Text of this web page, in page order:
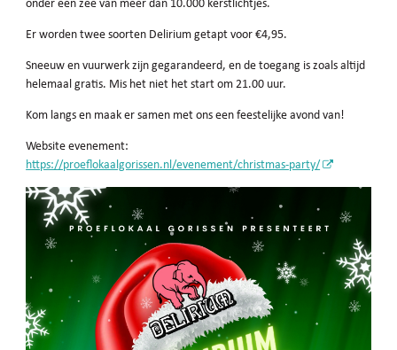
Er worden twee soorten Delirium getapt voor €4,95.
Sneeuw en vuurwerk zijn gegarandeerd, en de toegang is zoals altijd
helemaal gratis. Mis het niet het start om 21.00 uur.
Kom langs en maak er samen met ons een feestelijke avond van!
Website evenement:
https://proeflokaalgorissen.nl/evenement/christmas-party/